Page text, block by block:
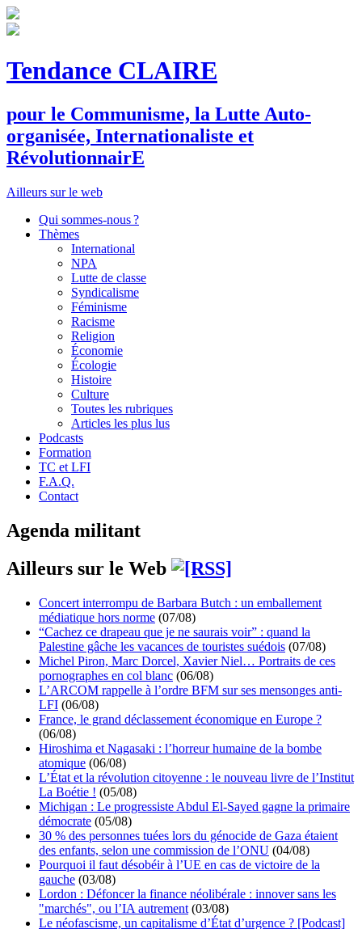
Tendance CLAIRE
pour le Communisme, la Lutte Auto-
organisée, Internationaliste et
RévolutionnairE
Ailleurs sur le web
Qui sommes-nous ?
Thèmes
International
NPA
Lutte de classe
Syndicalisme
Féminisme
Racisme
Religion
Économie
Écologie
Histoire
Culture
Toutes les rubriques
Articles les plus lus
Podcasts
Formation
TC et LFI
F.A.Q.
Contact
Agenda militant
Ailleurs sur le Web
Concert interrompu de Barbara Butch : un emballement
médiatique hors norme (07/08)
“Cachez ce drapeau que je ne saurais voir” : quand la
Palestine gâche les vacances de touristes suédois (07/08)
Michel Piron, Marc Dorcel, Xavier Niel… Portraits de ces
pornographes en col blanc (06/08)
L’ARCOM rappelle à l’ordre BFM sur ses mensonges anti-
LFI (06/08)
France, le grand déclassement économique en Europe ?
(06/08)
Hiroshima et Nagasaki : l’horreur humaine de la bombe
atomique (06/08)
L’État et la révolution citoyenne : le nouveau livre de l’Institut
La Boétie ! (05/08)
Michigan : Le progressiste Abdul El-Sayed gagne la primaire
démocrate (05/08)
30 % des personnes tuées lors du génocide de Gaza étaient
des enfants, selon une commission de l’ONU (04/08)
Pourquoi il faut désobéir à l’UE en cas de victoire de la
gauche (03/08)
Lordon : Défoncer la finance néolibérale : innover sans les
"marchés", ou l’IA autrement (03/08)
Le néofascisme, un capitalisme d’État d’urgence ? [Podcast]